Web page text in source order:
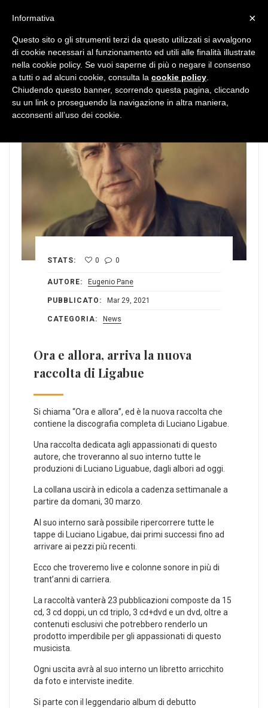
STATS: 0 0
AUTORE: Eugenio Pane
PUBBLICATO: Mar 29, 2021
CATEGORIA: News
Ora e allora, arriva la nuova
raccolta di Ligabue
Si chiama “Ora e allora”, ed è la nuova raccolta che
contiene la discografia completa di Luciano Ligabue.
Una raccolta dedicata agli appassionati di questo
autore, che troveranno al suo interno tutte le
produzioni di Luciano Liguabue, dagli albori ad oggi.
La collana uscirà in edicola a cadenza settimanale a
partire da domani, 30 marzo.
Al suo interno sarà possibile ripercorrere tutte le
tappe di Luciano Ligabue, dai primi successi fino ad
arrivare ai pezzi più recenti.
Ecco che troveremo live e colonne sonore in più di
trant’anni di carriera.
La raccoltà vanterà 23 pubblicazioni composte da 15
cd, 3 cd doppi, un cd triplo, 3 cd+dvd e un dvd, oltre a
contenuti esclusivi che potrebbero renderlo un
prodotto imperdibile per gli appassionati di questo
musicista.
Ogni uscita avrà al suo interno un libretto arricchito
da foto e interviste inedite.
Si parte con il leggendario album di debutto
×
Informativa
Questo sito o gli strumenti terzi da questo utilizzati si avvalgono
di cookie necessari al funzionamento ed utili alle finalità illustrate
nella cookie policy. Se vuoi saperne di più o negare il consenso
a tutti o ad alcuni cookie, consulta la cookie policy
Chiudendo questo banner, scorrendo questa pagina, cliccando
su un link o proseguendo la navigazione in altra maniera,
acconsenti all’uso dei cookie.